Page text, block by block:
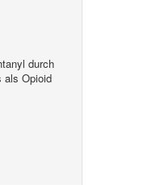
durch
als Opioid